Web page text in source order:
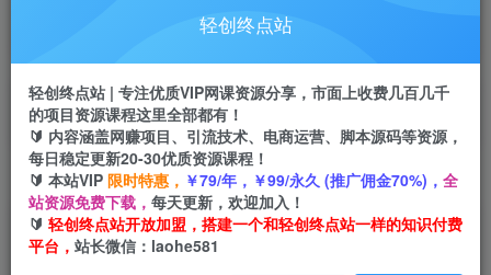
首页 创业课程 会员免费 正文
抖音小白直播课堂，一本书，一个支架，坐在家里
就能日入四位数【揭秘】
轻创终点站
轻创终点站 | 专注优质VIP网课资源分享，市面上收费几百几千
的项目资源课程这里全部都有！
🔰 内容涵盖网赚项目、引流技术、电商运营、脚本源码等资源，
每日稳定更新20-30优质资源课程！
🔰 本站VIP 限时特惠， ￥79/年，￥99/永久 (推广佣金70%)， 全
站资源免费下载， 每天更新，欢迎加入！
🔰 轻创终点站开放加盟，搭建一个和轻创终点站一样的知识付费
平台， 站长微信：laohe581